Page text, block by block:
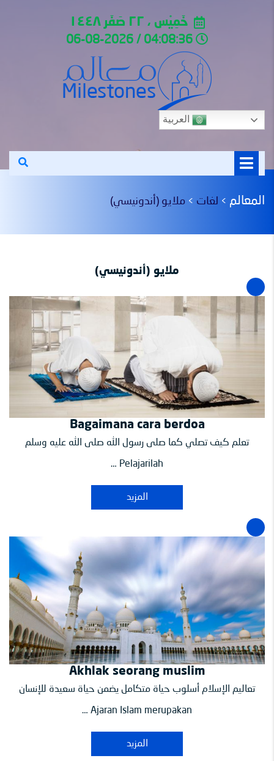
خَمِيْس ، ٢٢ صَفَر ١٤٤٨
العربية
المعالم > لغات > ملايو (أندونيسي)
ملايو (أندونيسي)
Bagaimana cara berdoa
تعلم كيف تصلي كما صلى رسول الله صلى الله عليه وسلم
Pelajarilah …
المزيد
Akhlak seorang muslim
تعاليم الإسلام أسلوب حياة متكامل يضمن حياة سعيدة للإنسان
Ajaran Islam merupakan …
المزيد